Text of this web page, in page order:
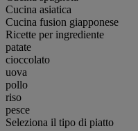
Cucina asiatica
Cucina fusion giapponese
Ricette per ingrediente
patate
cioccolato
uova
pollo
riso
pesce
Seleziona il tipo di piatto